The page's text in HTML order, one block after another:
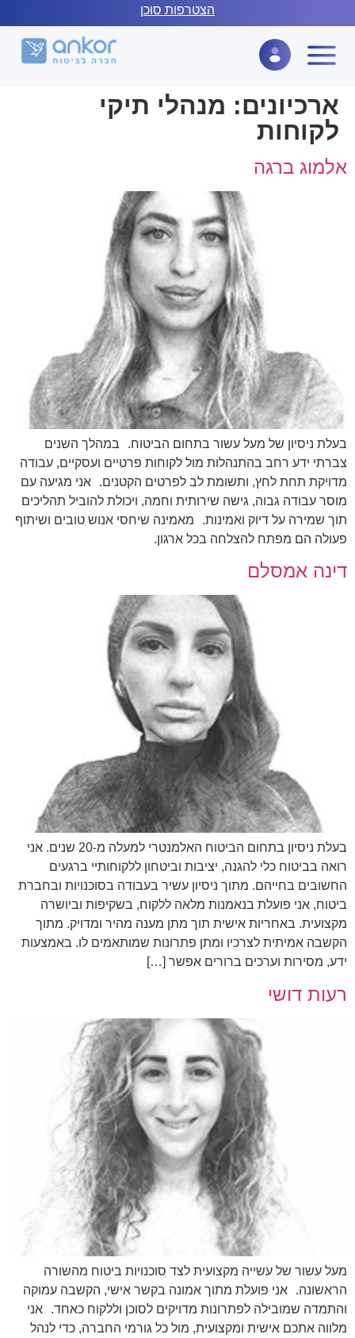
הצטרפות סוכן
ארכיונים: מנהלי תיקי
לקוחות
אלמוג ברגה
בעלת ניסיון של מעל עשור בתחום הביטוח. במהלך השנים
צברתי ידע רחב בהתנהלות מול לקוחות פרטיים ועסקיים, עבודה
מדויקת תחת לחץ, ותשומת לב לפרטים הקטנים. אני מגיעה עם
מוסר עבודה גבוה, גישה שירותית וחמה, ויכולת להוביל תהליכים
תוך שמירה על דיוק ואמינות. מאמינה שיחסי אנוש טובים ושיתוף
פעולה הם מפתח להצלחה בכל ארגון.
דינה אמסלם
בעלת ניסיון בתחום הביטוח האלמנטרי למעלה מ-20 שנים. אני
רואה בביטוח כלי להגנה, יציבות וביטחון ללקוחותיי ברגעים
החשובים בחייהם. מתוך ניסיון עשיר בעבודה בסוכנויות ובחברת
ביטוח, אני פועלת בנאמנות מלאה ללקוח, בשקיפות וביושרה
מקצועית. באחריות אישית תוך מתן מענה מהיר ומדויק. מתוך
הקשבה אמיתית לצרכיו ומתן פתרונות שמותאמים לו. באמצעות
ידע, מסירות וערכים ברורים אפשר […]
רעות דושי
מעל עשור של עשייה מקצועית לצד סוכנויות ביטוח מהשורה
הראשונה. אני פועלת מתוך אמונה בקשר אישי, הקשבה עמוקה
והתמדה שמובילה לפתרונות מדויקים לסוכן וללקוח כאחד. אני
מלווה אתכם אישית ומקצועית, מול כל גורמי החברה, כדי לנהל